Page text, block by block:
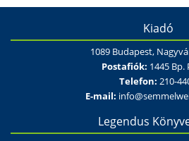
Kiadó
1089 Budapest,
Postafiók: 1445 Bp.
Telefon: 210-
E-mail:
Legendus